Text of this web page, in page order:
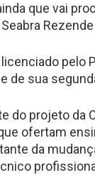
que vai
pelo
de sua
do projeto da
ofertam
da